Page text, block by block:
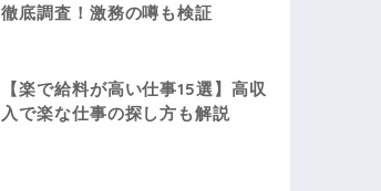
徹底調査！激務の噂も検証
【楽で給料が高い仕事15選】高収
入で楽な仕事の探し方も解説